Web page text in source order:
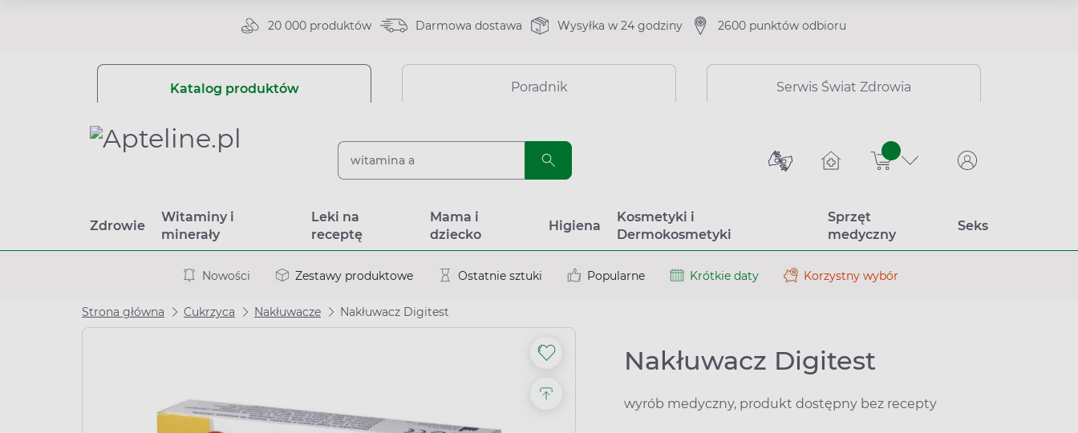
20 000 produktów Darmowa dostawa Wysyłka w 24 godziny 2600 punktów odbioru
Katalog produktów Poradnik Serwis Świat Zdrowia
sztuk
Zdrowie
Witaminy i
minerały
Leki na
receptę
Mama i
dziecko
Higiena
Kosmetyki i
Dermokosmetyki
Sprzęt
medyczny
Seks
Nowości Zestawy produktowe Ostatnie sztuki Popularne Krótkie daty Korzystny wybór
Strona główna Cukrzyca Nakłuwacze Nakłuwacz Digitest
Nakłuwacz Digitest
wyrób medyczny, produkt dostępny bez recepty